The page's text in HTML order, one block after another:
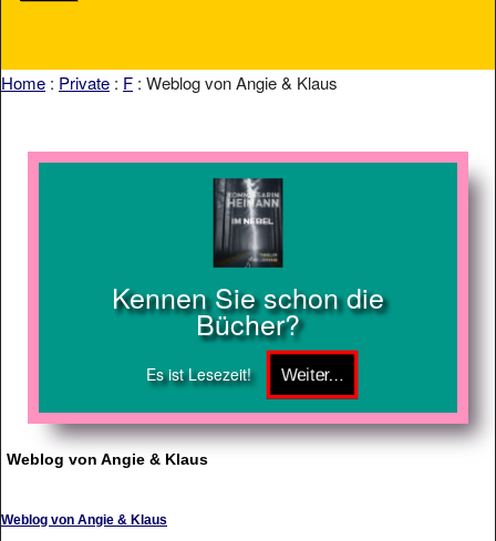
Home : Private : F : Weblog von Angie & Klaus
Kennen Sie schon die
Bücher?
Es ist Lesezeit!
Weblog von Angie & Klaus
Weblog von Angie & Klaus